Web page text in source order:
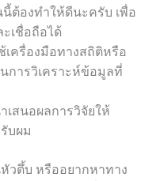
ต้องทำให้ดีนะครับ เพื่อ
เชื่อถือได้
เครื่องมือทางสถิติหรือ
การวิเคราะห์ข้อมูลที่
เสนอผลการวิจัยให้
บผม
วตึ้บ หรืออยากหาทาง